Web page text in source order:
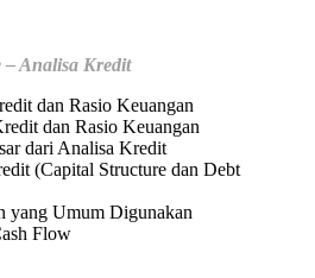
Analisa Kredit
dan Rasio Keuangan
dan Rasio Keuangan
dari Analisa Kredit
(Capital Structure dan Debt
yang Umum Digunakan
Flow